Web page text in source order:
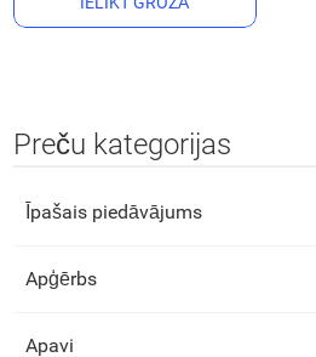
Preču kategorijas
Īpašais piedāvājums
Apģērbs
Apavi